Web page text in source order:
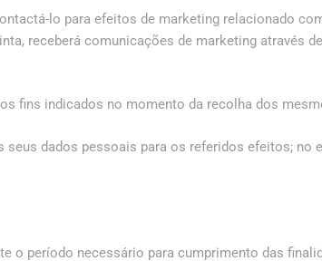
lo para efeitos de marketing relacionado
receberá comunicações de marketing através
fins indicados no momento da recolha dos
dados pessoais para os referidos efeitos; no
o período necessário para cumprimento das